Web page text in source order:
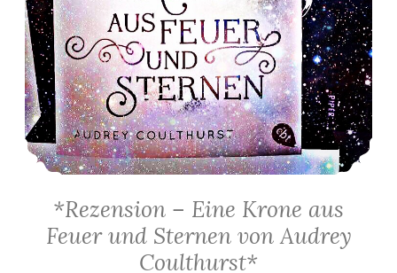
*Rezension – Eine Krone aus
Feuer und Sternen von Audrey
Coulthurst*